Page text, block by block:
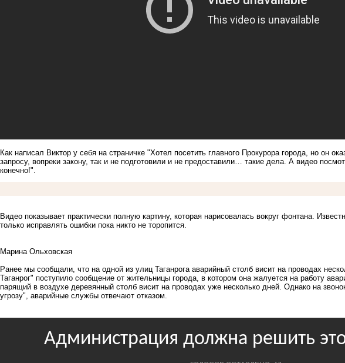
Как написал Виктор у себя на страничке "Хотел посетить главного Прокурора города, но он
запросу, вопреки закону, так и не подготовили и не предоставили… такие дела. А видео
конечно!".
Видео показывает практически полную картину, которая нарисовалась вокруг фонтана.
только исправлять ошибки пока никто не торопится.
Марина Ольховская
Ранее мы сообщали, что на одной из улиц Таганрога аварийный столб висит на проводах
Таганрог" поступило сообщение от жительницы города, в котором она жалуется на работу
парящий в воздухе деревянный столб висит на проводах уже несколько дней. Однако на
угрозу", аварийные службы отвечают отказом.